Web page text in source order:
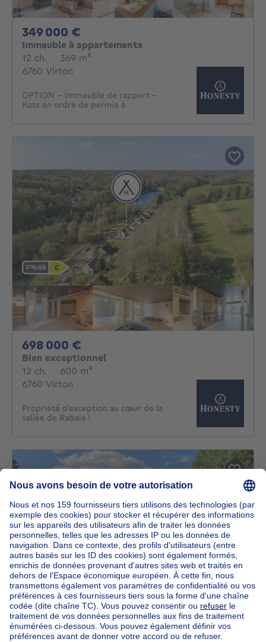
349 000 €
Immeuble à appartements
12 ch. 12 chambres
· 369 m²
6760 Virton
OPTION - Immeuble de rapport –
Kots en ordre de permis à
698 000 €
Bien exceptionnel
12 ch. 12 chambres
· 600 m²
6760 Virton
Propriété d’exception au cœur de la
vallée de Rabais !
SOUS OPTION